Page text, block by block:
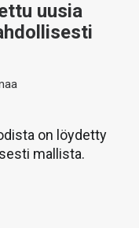
uusia
on löydetty
mallista.